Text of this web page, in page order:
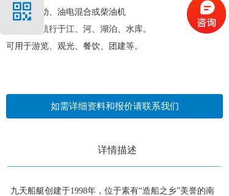
动力：电动、油电混合或柴油机
该游船可航行于江、河、湖泊、水库。
可用于游览、观光、餐饮、团建等。
如需详细资料和报价请联系我们
详情描述
九天船艇创建于1998年，位于素有“造船之乡”美誉的南